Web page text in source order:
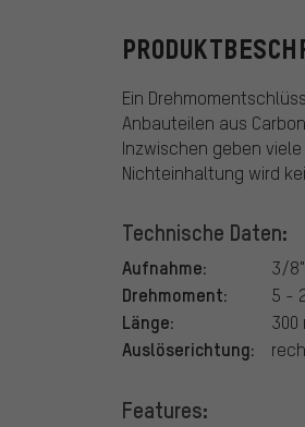
Ein
Anbauteilen aus
Inzwischen geben
Nichteinhaltung wird
Technische Daten:
Aufnahme: 3/8"
Drehmoment: 5 -
Länge: 300
Auslöserichtung:
Features: